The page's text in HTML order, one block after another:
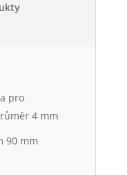
pro
4 mm
90 mm